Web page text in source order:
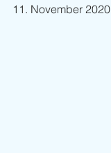
11. November 2020